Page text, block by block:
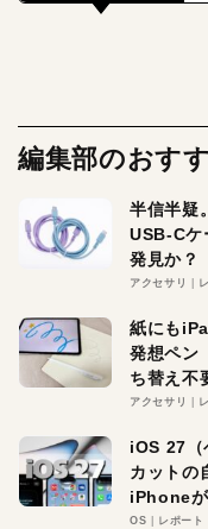
編集部のおす
半信半疑
USB-Cケ
発見か？
アクセサリ
紙にも
発想ペン
ち替え不
アクセサリ
iOS 27（
カットの
iPhoneが
OS レポート